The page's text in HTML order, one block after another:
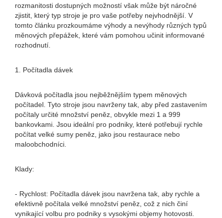
rozmanitosti dostupných možností však může být náročné
zjistit, který typ stroje je pro vaše potřeby nejvhodnější. V
tomto článku prozkoumáme výhody a nevýhody různých typů
měnových přepážek, které vám pomohou učinit informované
rozhodnutí.
1. Počítadla dávek
Dávková počítadla jsou nejběžnějším typem měnových
počítadel. Tyto stroje jsou navrženy tak, aby před zastavením
počítaly určité množství peněz, obvykle mezi 1 a 999
bankovkami. Jsou ideální pro podniky, které potřebují rychle
počítat velké sumy peněz, jako jsou restaurace nebo
maloobchodníci.
Klady:
- Rychlost: Počítadla dávek jsou navržena tak, aby rychle a
efektivně počítala velké množství peněz, což z nich činí
vynikající volbu pro podniky s vysokými objemy hotovosti.